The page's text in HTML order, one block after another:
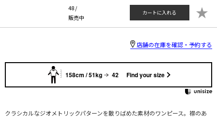
48 /
販売中
カートに入れる ★
店舗の在庫を確認・予約する
158cm / 51kg 42 Find your size
クラシカルなジオメトリックパターンを散りばめた素材のワンピース。襟のあ